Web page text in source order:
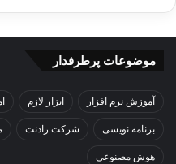
موضوعات پرطرفدار
آموزش نرم افزار ابزار لازم
برنامه نویسی شرکت رادنت
هوش مصنوعی